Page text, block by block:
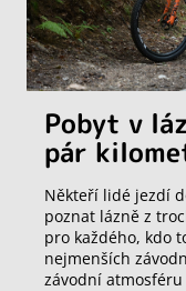
Pobyt v
pár
Někteří lidé jezdí
poznat lázně z
pro každého, kdo
nejmenších
závodní